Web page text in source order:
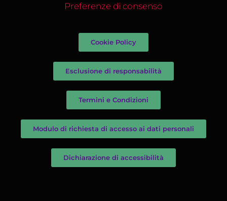
Preferenze di consenso
Cookie Policy
Esclusione di responsabilità
Termini e Condizioni
Modulo di richiesta di accesso ai dati personali
Dichiarazione di accessibilità